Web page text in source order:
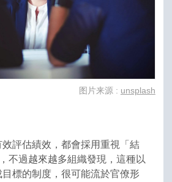
图片来源 : unsplash
估績效，都會採用重視「結
不過越來越多組織發現，這種以
標的制度，很可能流於官僚形